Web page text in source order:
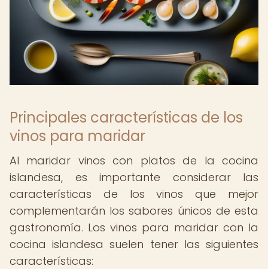
Principales características de los
vinos para maridar
Al maridar vinos con platos de la cocina
islandesa, es importante considerar las
características de los vinos que mejor
complementarán los sabores únicos de esta
gastronomía. Los vinos para maridar con la
cocina islandesa suelen tener las siguientes
características: